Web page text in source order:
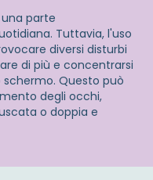
parte
Tuttavia, l'uso
diversi disturbi
di più e concentrarsi
schermo. Questo può
degli occhi,
o doppia e